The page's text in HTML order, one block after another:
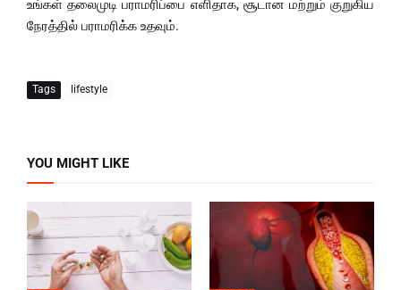
உங்கள் தலைமுடி பராமரிப்பை எளிதாக, சூடான மற்றும் குறுகிய
நேரத்தில் பராமரிக்க உதவும்.
Tags lifestyle
YOU MIGHT LIKE